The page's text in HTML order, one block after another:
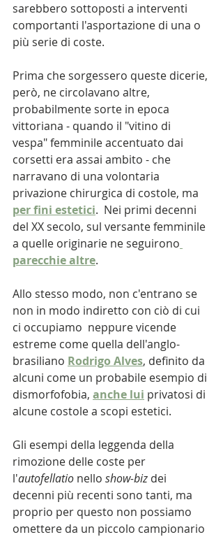
sarebbero sottoposti a interventi
comportanti l'asportazione di una o
più serie di coste.
Prima che sorgessero queste dicerie,
però, ne circolavano altre,
probabilmente sorte in epoca
vittoriana - quando il "vitino di
vespa" femminile accentuato dai
corsetti era assai ambito - che
narravano di una volontaria
privazione chirurgica di costole, ma
per fini estetici.  Nei primi decenni
del XX secolo, sul versante femminile
a quelle originarie ne seguirono
parecchie altre.
Allo stesso modo, non c'entrano se
non in modo indiretto con ciò di cui
ci occupiamo  neppure vicende
estreme come quella dell'anglo-
brasiliano Rodrigo Alves, definito da
alcuni come un probabile esempio di
dismorfofobia, anche lui privatosi di
alcune costole a scopi estetici.
Gli esempi della leggenda della
rimozione delle coste per
l'autofellatio nello show-biz dei
decenni più recenti sono tanti, ma
proprio per questo non possiamo
omettere da un piccolo campionario